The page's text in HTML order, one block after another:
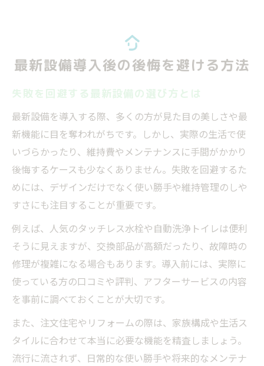
最新設備導入後の後悔を避ける方法
失敗を回避する最新設備の選び方とは
最新設備を導入する際、多くの方が見た目の美しさや最
新機能に目を奪われがちです。しかし、実際の生活で使
いづらかったり、維持費やメンテナンスに手間がかかり
後悔するケースも少なくありません。失敗を回避するた
めには、デザインだけでなく使い勝手や維持管理のしや
すさにも注目することが重要です。
例えば、人気のタッチレス水栓や自動洗浄トイレは便利
そうに見えますが、交換部品が高額だったり、故障時の
修理が複雑になる場合もあります。導入前には、実際に
使っている方の口コミや評判、アフターサービスの内容
を事前に調べておくことが大切です。
また、注文住宅やリフォームの際は、家族構成や生活ス
タイルに合わせて本当に必要な機能を精査しましょう。
流行に流されず、日常的な使い勝手や将来的なメンテナ